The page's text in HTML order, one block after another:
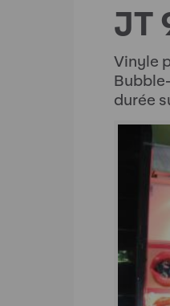
JT
Vinyle
durée